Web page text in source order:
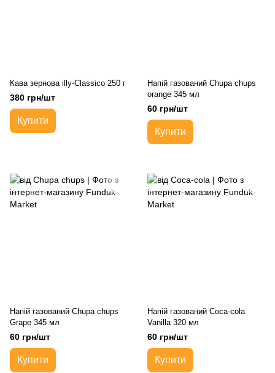
Кава зернова illy-Classico 250 г
380 грн/шт
Купити
Напій газований Chupa chups
orange 345 мл
60 грн/шт
Купити
Напій газований Chupa chups
Grape 345 мл
60 грн/шт
Купити
Напій газований Coca-cola
Vanilla 320 мл
60 грн/шт
Купити